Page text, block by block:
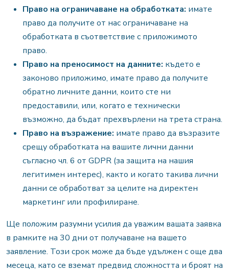
Право на ограничаване на обработката: имате
право да получите от нас ограничаване на
обработката в съответствие с приложимото
право.
Право на преносимост на данните: където е
законово приложимо, имате право да получите
обратно личните данни, които сте ни
предоставили, или, когато е технически
възможно, да бъдат прехвърлени на трета страна.
Право на възражение: имате право да възразите
срещу обработката на вашите лични данни
съгласно чл. 6 от GDPR (за защита на нашия
легитимен интерес), както и когато такива лични
данни се обработват за целите на директен
маркетинг или профилиране.
Ще положим разумни усилия да уважим вашата заявка
в рамките на 30 дни от получаване на вашето
заявление. Този срок може да бъде удължен с още два
месеца, като се вземат предвид сложността и броят на